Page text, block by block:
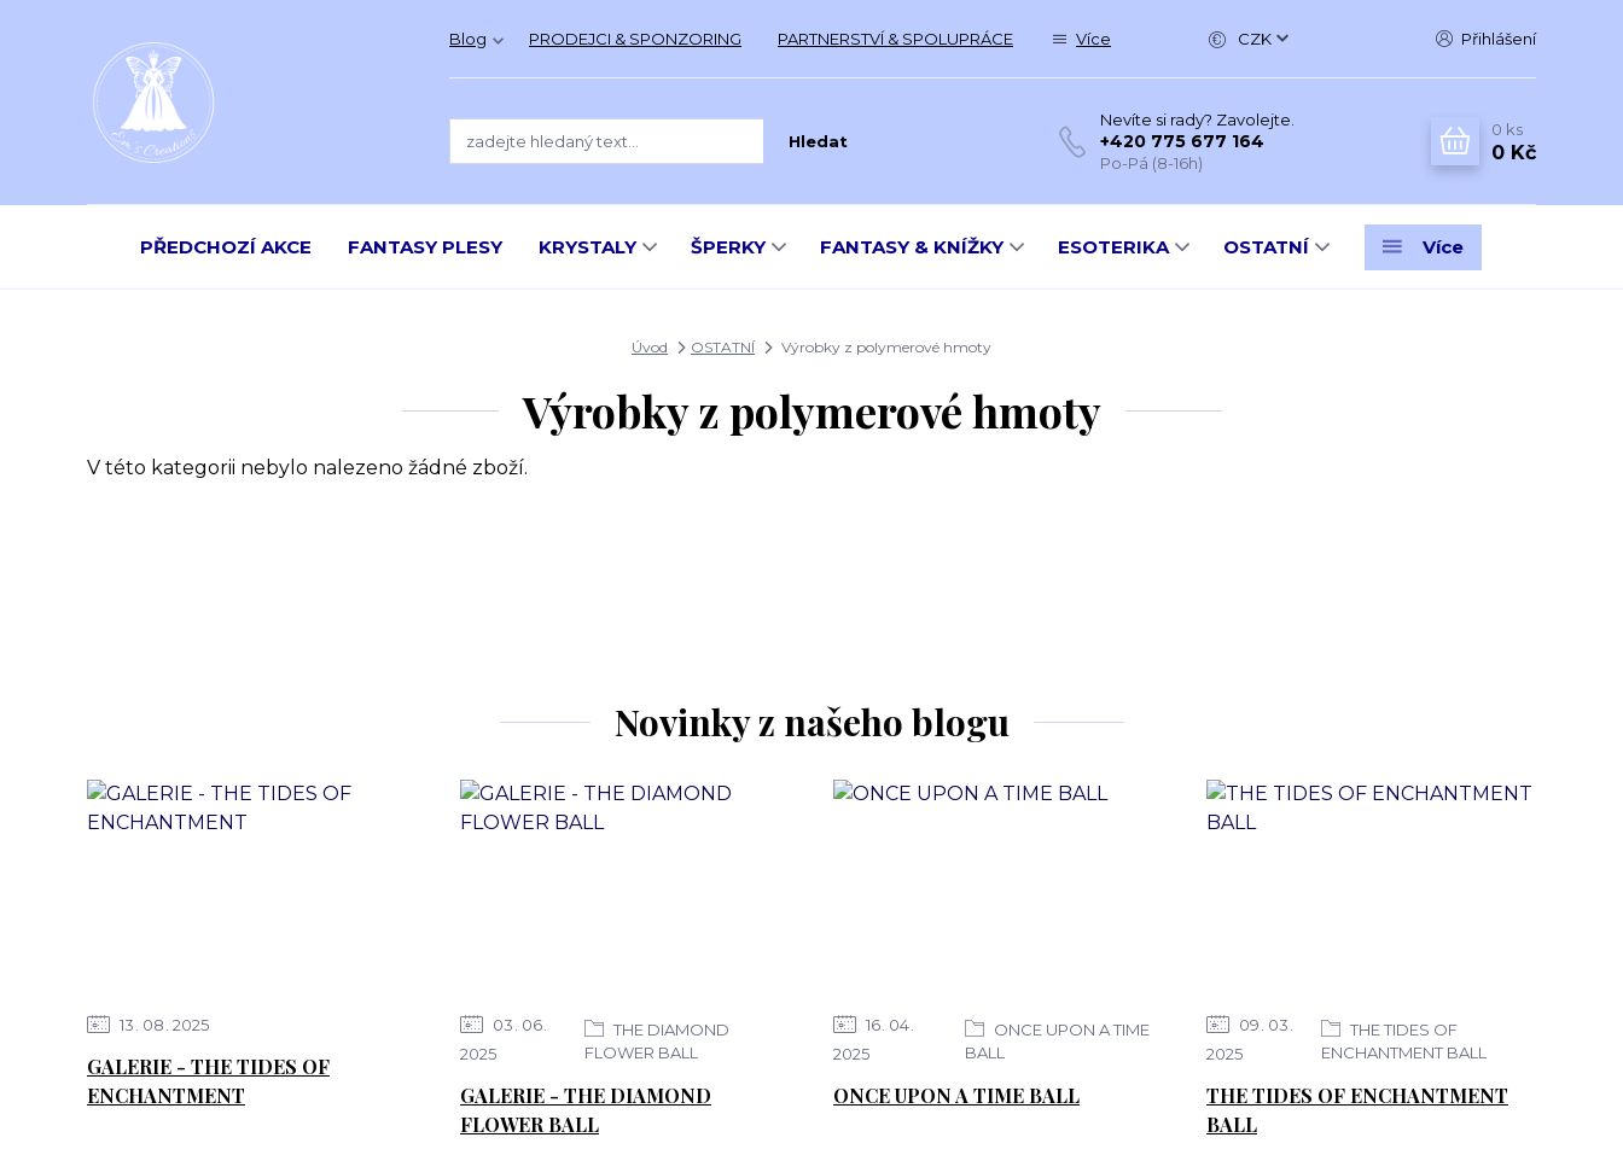
Blog PRODEJCI & SPONZORING PARTNERSTVÍ & SPOLUPRÁCE Více CZK Přihlášení
Hledat
Nevíte si rady? Zavolejte.
+420 775 677 164
Po-Pá (8-16h)
0 ks
0 Kč
PŘEDCHOZÍ AKCE FANTASY PLESY KRYSTALY ŠPERKY FANTASY & KNÍŽKY ESOTERIKA OSTATNÍ Více
Úvod OSTATNÍ Výrobky z polymerové hmoty
Výrobky z polymerové hmoty
V této kategorii nebylo nalezeno žádné zboží.
Novinky z našeho blogu
13 08 2025
GALERIE - THE TIDES OF
ENCHANTMENT
03 06
2025
THE DIAMOND
FLOWER BALL
GALERIE - THE DIAMOND
FLOWER BALL
16 04
2025
ONCE UPON A TIME
BALL
ONCE UPON A TIME BALL
09 03
2025
THE TIDES OF
ENCHANTMENT BALL
THE TIDES OF ENCHANTMENT
BALL